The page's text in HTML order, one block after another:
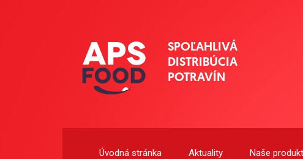
SPOĽAHLIVÁ
DISTRIBÚCIA
POTRAVÍN
Úvodná stránka Aktuality Naše